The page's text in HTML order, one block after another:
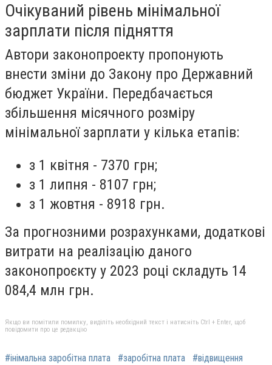
Очікуваний рівень мінімальної
зарплати після підняття
Автори законопроекту пропонують
внести зміни до Закону про Державний
бюджет України. Передбачається
збільшення місячного розміру
мінімальної зарплати у кілька етапів:
з 1 квітня - 7370 грн;
з 1 липня - 8107 грн;
з 1 жовтня - 8918 грн.
За прогнозними розрахунками, додаткові
витрати на реалізацію даного
законопроєкту у 2023 році складуть 14
084,4 млн грн.
Якщо ви помітили помилку, виділіть необхідний текст і натисніть Ctrl + Enter, щоб
повідомити про це редакцію
#інімальна заробітна плата #заробітна плата #відвищення